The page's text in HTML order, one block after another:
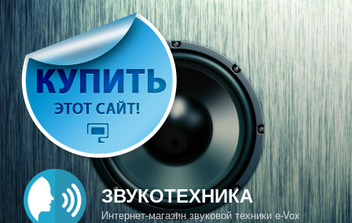
Перейти
содержимому
ЗВУКОТЕХНИКА
Интернет-магазин звуковой техники e-Vox